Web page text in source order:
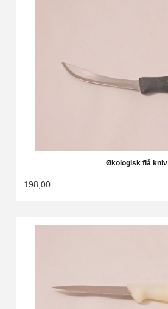
Økologisk flå kniv
198,00